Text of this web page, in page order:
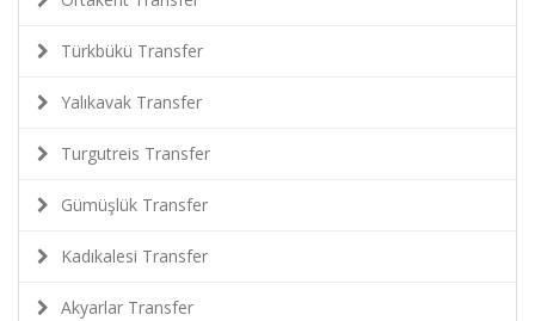
Türkbükü Transfer
Yalıkavak Transfer
Turgutreis Transfer
Gümüşlük Transfer
Kadıkalesi Transfer
Akyarlar Transfer